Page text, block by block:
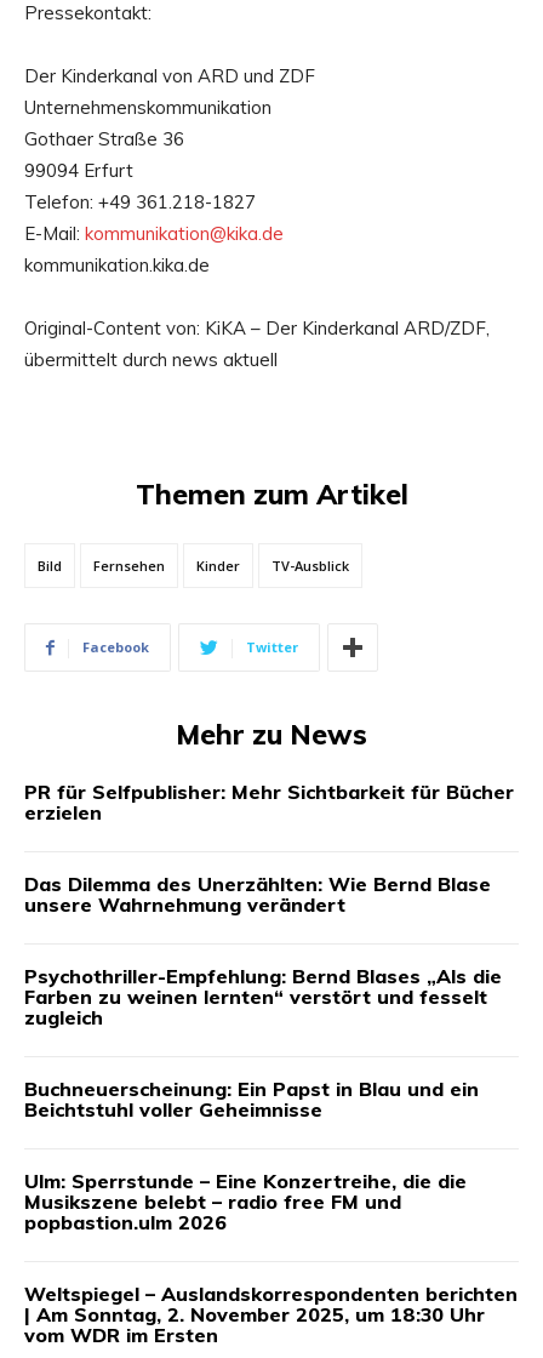
Pressekontakt:
Der Kinderkanal von ARD und ZDF
Unternehmenskommunikation
Gothaer Straße 36
99094 Erfurt
Telefon: +49 361.218-1827
E-Mail: kommunikation@kika.de
kommunikation.kika.de
Original-Content von: KiKA – Der Kinderkanal ARD/ZDF,
übermittelt durch news aktuell
Themen zum Artikel
Bild Fernsehen Kinder TV-Ausblick
Facebook Twitter
Mehr zu News
PR für Selfpublisher: Mehr Sichtbarkeit für Bücher
erzielen
Das Dilemma des Unerzählten: Wie Bernd Blase
unsere Wahrnehmung verändert
Psychothriller-Empfehlung: Bernd Blases „Als die
Farben zu weinen lernten“ verstört und fesselt
zugleich
Buchneuerscheinung: Ein Papst in Blau und ein
Beichtstuhl voller Geheimnisse
Ulm: Sperrstunde – Eine Konzertreihe, die die
Musikszene belebt – radio free FM und
popbastion.ulm 2026
Weltspiegel – Auslandskorrespondenten berichten
| Am Sonntag, 2. November 2025, um 18:30 Uhr
vom WDR im Ersten